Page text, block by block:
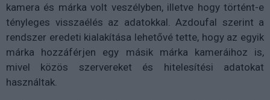
kamera és márka volt veszélyben, illetve hogy történt-e
tényleges visszaélés az adatokkal. Azdoufal szerint a
rendszer eredeti kialakítása lehetővé tette, hogy az egyik
márka hozzáférjen egy másik márka kameráihoz is,
mivel közös szervereket és hitelesítési adatokat
használtak.